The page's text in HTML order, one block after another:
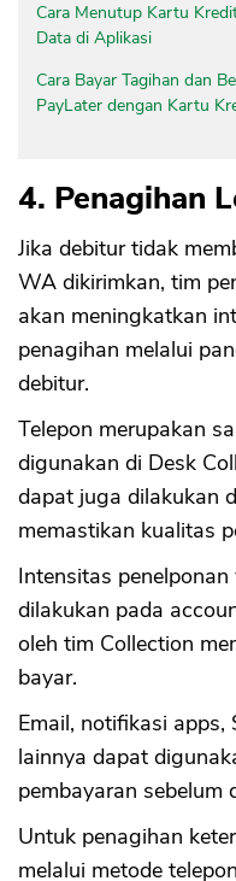
Cara Menutup Kartu
Data di Aplikasi
Cara Bayar Tagihan dan
PayLater dengan Kartu
4. Penagihan
Jika debitur tidak
WA dikirimkan, tim
akan meningkatkan
penagihan melalui
debitur.
Telepon merupakan
digunakan di Desk
dapat juga dilakukan
memastikan kualitas
Intensitas
dilakukan pada
oleh tim Collection
bayar.
Email, notifikasi apps,
lainnya dapat
pembayaran sebelum
Untuk penagihan
melalui metode